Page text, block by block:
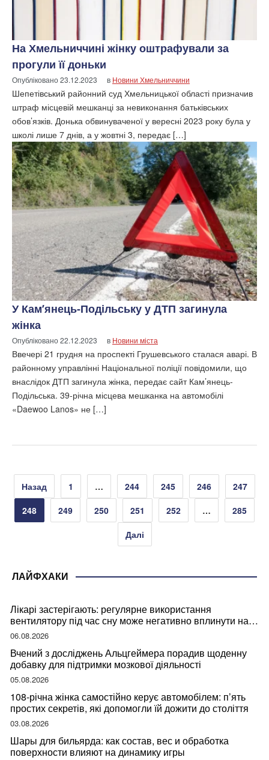
На Хмельниччині жінку оштрафували за
прогули її доньки
Опубліковано23.12.2023 в Новини Хмельниччини
Шепетівський районний суд Хмельницької області призначив
штраф місцевій мешканці за невиконання батьківських
обов’язків. Донька обвинуваченої у вересні 2023 року була у
школі лише 7 днів, а у жовтні 3, передає […]
У Кам’янець-Подільську у ДТП загинула
жінка
Опубліковано22.12.2023 в Новини міста
Ввечері 21 грудня на проспекті Грушевського сталася аварі. В
районному управлінні Національної поліції повідомили, що
внаслідок ДТП загинула жінка, передає сайт Кам’янець-
Подільська. 39-річна місцева мешканка на автомобілі
«Daewoo Lanos» не […]
Пагінація
записів
Назад 1 … 244 245 246
247
248
249 250 251 252 …
285
Далі
ЛАЙФХАКИ
Лікарі застерігають: регулярне використання
вентилятору під час сну може негативно вплинути на
ваше здоров’я
06.08.2026
Вчений з досліджень Альцгеймера порадив щоденну
добавку для підтримки мозкової діяльності
05.08.2026
108-річна жінка самостійно керує автомобілем: п’ять
простих секретів, які допомогли їй дожити до століття
03.08.2026
Шары для бильярда: как состав, вес и обработка
поверхности влияют на динамику игры